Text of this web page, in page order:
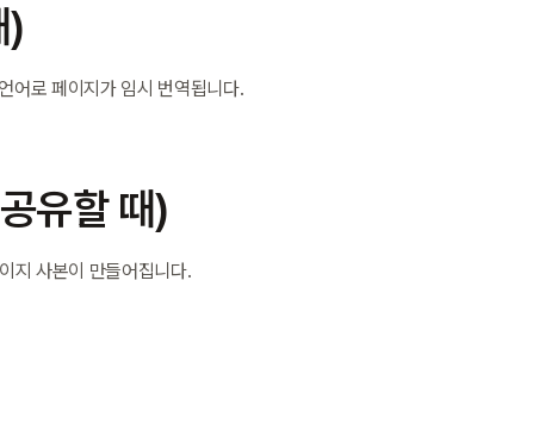
)
로 페이지가 임시 번역됩니다.
유할 때)
지 사본이 만들어집니다.